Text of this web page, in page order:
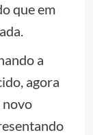
que em
a
agora
novo